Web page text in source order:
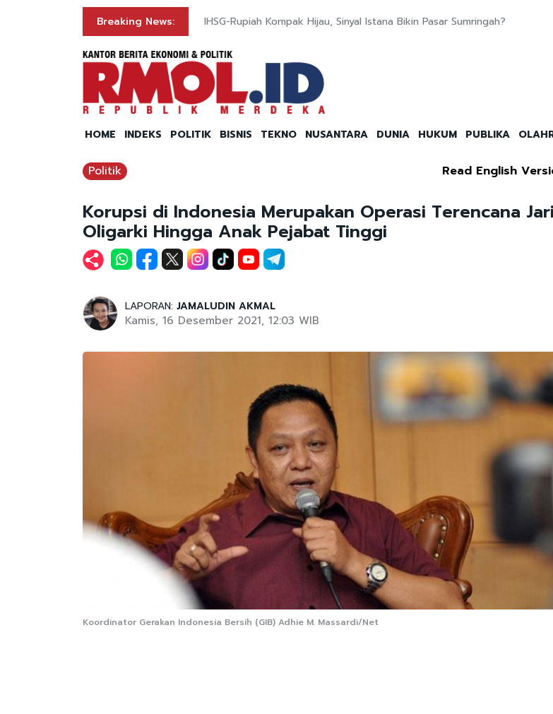
Breaking News:
of Law ke Rule of Power IHSG-Rupiah Kompak Hijau, Sinyal Istana Bikin Pasar Sumringah?
HOME INDEKS POLITIK BISNIS TEKNO NUSANTARA DUNIA HUKUM PUBLIKA
Politik Read English
Korupsi di Indonesia Merupakan Operasi Terencana
Oligarki Hingga Anak Pejabat Tinggi
LAPORAN: JAMALUDIN AKMAL
Kamis, 16 Desember 2021, 12:03 WIB
Koordinator Gerakan Indonesia Bersih (GIB) Adhie M. Massardi/Net